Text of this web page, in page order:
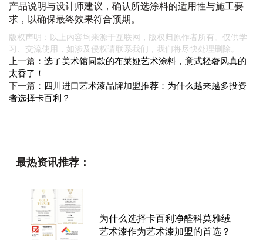
产品说明与设计师建议，确认所选涂料的适用性与施工要
求，以确保最终效果符合预期。
版权声明：以上内容均来源于互联网，版权归原作者所有。仅供学
习、交流使用，如涉及侵权请联系我们，我们将尽快处理删除。
上一篇： 选了美术馆同款的布莱娅艺术涂料，意式轻奢风真的
太香了！
下一篇： 四川进口艺术漆品牌加盟推荐：为什么越来越多投资
者选择卡百利？
最热资讯推荐：
为什么选择卡百利净醛科莫雅绒
艺术漆作为艺术漆加盟的首选？